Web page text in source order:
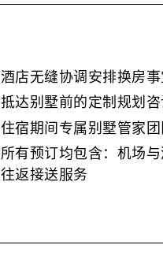
酒店无缝协调安排换房
抵达别墅前的定制规划
住宿期间专属别墅管家
所有预订均包含：机场
往返接送服务